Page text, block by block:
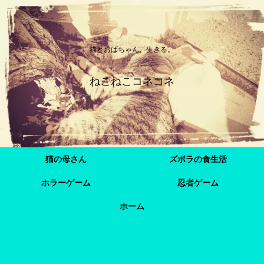
猫とおばちゃん、生きる。
ねこねこコネコネ
猫の母さん ズボラの食生活
ホラーゲーム 忍者ゲーム
ホーム